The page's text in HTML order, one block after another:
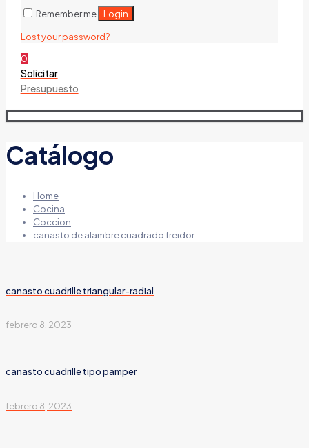
Remember me Login
Lost your password?
0
Solicitar
Presupuesto
Catálogo
Home
Cocina
Coccion
canasto de alambre cuadrado freidor
canasto cuadrille triangular-radial
febrero 8, 2023
canasto cuadrille tipo pamper
febrero 8, 2023